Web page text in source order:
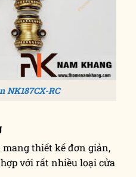
NK187CX-RC
thiết kế đơn giản,
với rất nhiều loại cửa